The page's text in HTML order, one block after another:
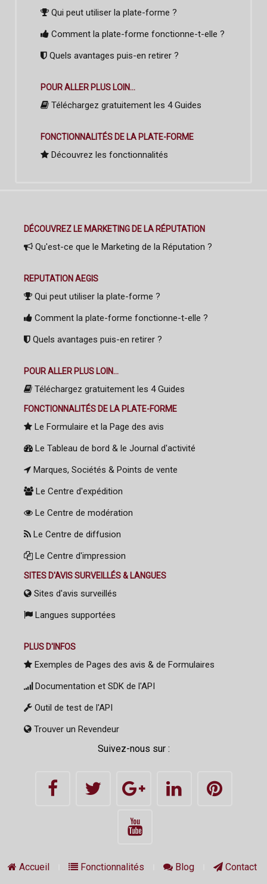
Qui peut utiliser la plate-forme ?
Comment la plate-forme fonctionne-t-elle ?
Quels avantages puis-en retirer ?
POUR ALLER PLUS LOIN...
Téléchargez gratuitement les 4 Guides
FONCTIONNALITÉS DE LA PLATE-FORME
Découvrez les fonctionnalités
DÉCOUVREZ LE MARKETING DE LA RÉPUTATION
Qu'est-ce que le Marketing de la Réputation ?
REPUTATION AEGIS
Qui peut utiliser la plate-forme ?
Comment la plate-forme fonctionne-t-elle ?
Quels avantages puis-en retirer ?
POUR ALLER PLUS LOIN...
Téléchargez gratuitement les 4 Guides
FONCTIONNALITÉS DE LA PLATE-FORME
Le Formulaire et la Page des avis
Le Tableau de bord & le Journal d'activité
Marques, Sociétés & Points de vente
Le Centre d'expédition
Le Centre de modération
Le Centre de diffusion
Le Centre d'impression
SITES D'AVIS SURVEILLÉS & LANGUES
Sites d'avis surveillés
Langues supportées
PLUS D'INFOS
Exemples de Pages des avis & de Formulaires
Documentation et SDK de l'API
Outil de test de l'API
Trouver un Revendeur
Suivez-nous sur :
Accueil Fonctionnalités Blog Contact